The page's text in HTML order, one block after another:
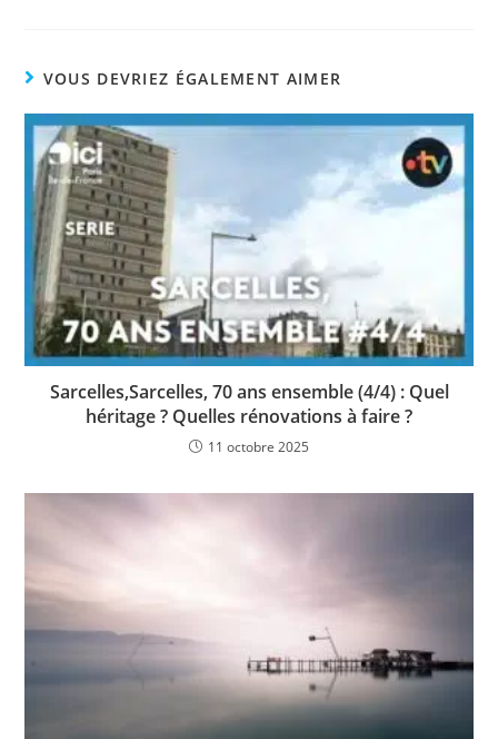
VOUS DEVRIEZ ÉGALEMENT AIMER
Sarcelles,Sarcelles, 70 ans ensemble (4/4) : Quel
héritage ? Quelles rénovations à faire ?
11 octobre 2025